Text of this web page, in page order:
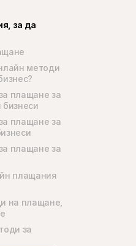
за да
методи
плащане за
бизнеси
плащане за
плащане за
плащания
на плащане,
за